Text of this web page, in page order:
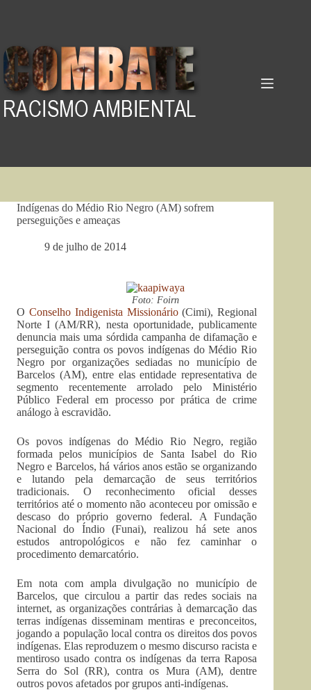
Indígenas do Médio Rio Negro (AM) sofrem
perseguições e ameaças
9 de julho de 2014
Foto: Foirn
O Conselho Indigenista Missionário(Cimi), Regional
Norte I (AM/RR), nesta oportunidade, publicamente
denuncia mais uma sórdida campanha de difamação e
perseguição contra os povos indígenas do Médio Rio
Negro por organizações sediadas no município de
Barcelos (AM), entre elas entidade representativa de
segmento recentemente arrolado pelo Ministério
Público Federal em processo por prática de crime
análogo à escravidão.
Os povos indígenas do Médio Rio Negro, região
formada pelos municípios de Santa Isabel do Rio
Negro e Barcelos, há vários anos estão se organizando
e lutando pela demarcação de seus territórios
tradicionais. O reconhecimento oficial desses
territórios até o momento não aconteceu por omissão e
descaso do próprio governo federal. A Fundação
Nacional do Índio (Funai), realizou há sete anos
estudos antropológicos e não fez caminhar o
procedimento demarcatório.
Em nota com ampla divulgação no município de
Barcelos, que circulou a partir das redes sociais na
internet, as organizações contrárias à demarcação das
terras indígenas disseminam mentiras e preconceitos,
jogando a população local contra os direitos dos povos
indígenas. Elas reproduzem o mesmo discurso racista e
mentiroso usado contra os indígenas da terra Raposa
Serra do Sol (RR), contra os Mura (AM), dentre
outros povos afetados por grupos anti-indígenas.